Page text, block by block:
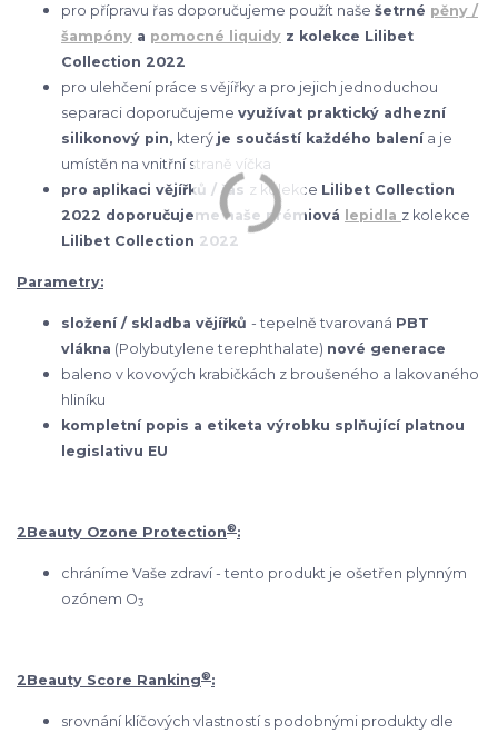
pro přípravu řas doporučujeme použít naše šetrné pěny /
šampóny a pomocné liquidy z kolekce Lilibet
Collection 2022
pro ulehčení práce s vějířky a pro jejich jednoduchou
separaci doporučujeme využívat praktický adhezní
silikonový pin, který je součástí každého balenía je
umístěn na vnitřní straně víčka
pro aplikaci vějířků / řas z kolekce Lilibet Collection
2022 doporučujeme naše prémiová lepidla z kolekce
Lilibet Collection 2022
Parametry:
složení / skladba vějířků - tepelně tvarovaná PBT
vlákna (Polybutylene terephthalate) nové generace
baleno v kovových krabičkách z broušeného a lakovaného
hliníku
kompletní popis a etiketa výrobku splňující platnou
legislativu EU
2Beauty Ozone Protection®:
chráníme Vaše zdraví - tento produkt je ošetřen plynným
ozónem O3
2Beauty Score Ranking®:
srovnání klíčových vlastností s podobnými produkty dle